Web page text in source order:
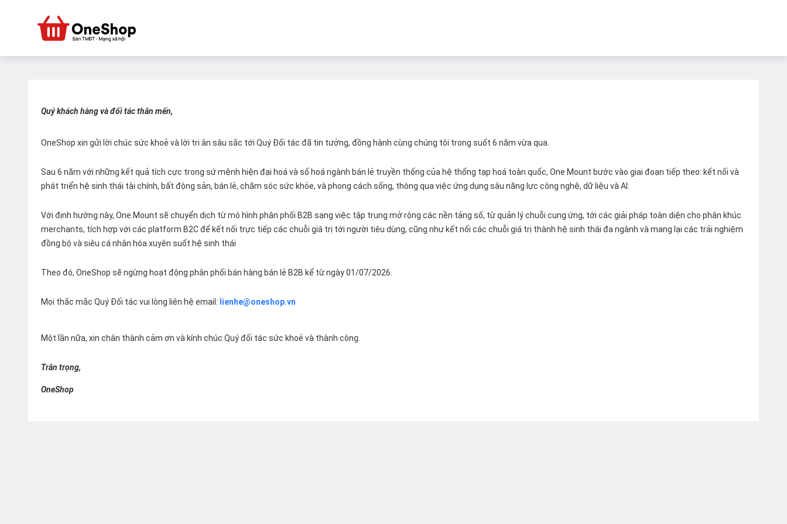
Quý khách hàng và đối tác thân mến,
OneShop xin gửi lời chúc sức khoẻ và lời tri ân sâu sắc tới Quý Đối tác đã tin tưởng, đồng hành cùng chúng tôi trong suốt 6 năm vừa qua.
Sau 6 năm với những kết quả tích cực trong sứ mệnh hiện đại hoá và số hoá ngành bán lẻ truyền thống của hệ thống tạp hoá toàn quốc, One Mount bước vào giai đoạn tiếp theo: kết nối và
phát triển hệ sinh thái tài chính, bất động sản, bán lẻ, chăm sóc sức khỏe, và phong cách sống, thông qua việc ứng dụng sâu năng lực công nghệ, dữ liệu và AI.
Với định hướng này, One Mount sẽ chuyển dịch từ mô hình phân phối B2B sang việc tập trung mở rộng các nền tảng số, từ quản lý chuỗi cung ứng, tới các giải pháp toàn diện cho phân khúc
merchants, tích hợp với các platform B2C để kết nối trực tiếp các chuỗi giá trị tới người tiêu dùng, cũng như kết nối các chuỗi giá trị thành hệ sinh thái đa ngành và mang lại các trải nghiệm
đồng bộ và siêu cá nhân hóa xuyên suốt hệ sinh thái
Theo đó, OneShop sẽ ngừng hoạt động phân phối bán hàng bán lẻ B2B kể từ ngày 01/07/2026.
Mọi thắc mắc Quý Đối tác vui lòng liên hệ email: lienhe@oneshop.vn
Một lần nữa, xin chân thành cảm ơn và kính chúc Quý đối tác sức khoẻ và thành công.
Trân trọng,
OneShop